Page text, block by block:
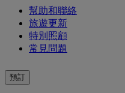
幫助和聯絡
旅遊更新
特別照顧
常見問題
預訂